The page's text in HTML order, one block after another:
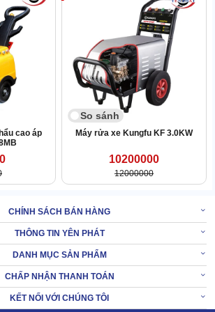
lợi hơn.
hành “khủng”
suất vận hành lên tới 12kW, áp suất max
rửa xe nước nóngtẩy rửa cực nhanh, tia
làm tróc sơn, hao mòn xe.
cao áp
So sánh
Máy rửa xe Kungfu KF 3.0KW
10200000
12000000
CHÍNH SÁCH BÁN HÀNG
THÔNG TIN YÊN PHÁT
DANH MỤC SẢN PHẨM
CHẤP NHẬN THANH TOÁN
KẾT NỐI VỚI CHÚNG TÔI